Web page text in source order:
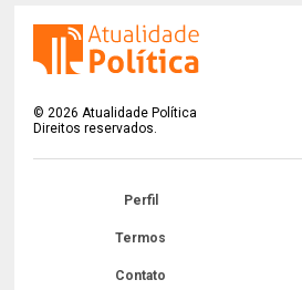
©2026 Atualidade Política
Direitos reservados.
Perfil
Termos
Contato